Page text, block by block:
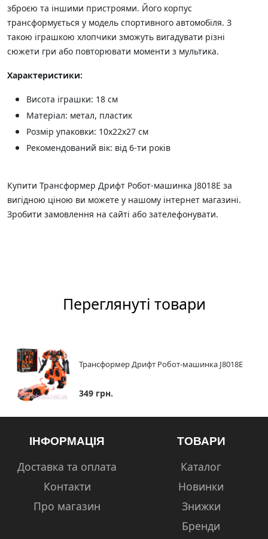
зброєю та іншими пристроями. Його корпус
трансформується у модель спортивного автомобіля. З
такою іграшкою хлопчики зможуть вигадувати різні
сюжети гри або повторювати моменти з мультика.
Характеристики:
Висота іграшки: 18 см
Матеріал: метал, пластик
Розмір упаковки: 10x22x27 см
Рекомендований вік: від 6-ти років
Купити Трансформер Дрифт Робот-машинка J8018E за
вигідною ціною ви можете у нашому інтернет магазині.
Зробити замовлення на сайті або зателефонувати.
Переглянуті товари
Трансформер Дрифт Робот-машинка J8018E
349 грн.
ІНФОРМАЦІЯ
Доставка та оплата
Контакти
Про магазин
ТОВАРИ
Каталог
Новинки
Знижки
Бренди